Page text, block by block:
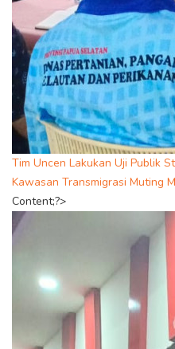
Tim Uncen Lakukan Uji Publik
Kawasan Transmigrasi Muting
Content;?>